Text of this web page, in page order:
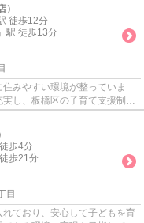
徒歩12分
」駅 徒歩13分
みやすい環境が整っていま
し、板橋区の子育て支援制度
歩4分
歩21分
目
ており、安心して子どもを育